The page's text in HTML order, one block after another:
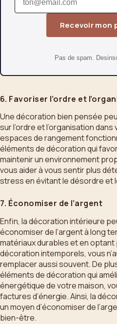
Recevoir mon
Pas de spam.
6. Favoriser l’ordre et
Une décoration bien pensée
sur l’ordre et l’organisation
espaces de rangement
éléments de décoration qui
maintenir un environnement
vous aider à vous sentir plus
stress en évitant le désordre et
7. Économiser de l’argent
Enfin, la décoration intérieure
économiser de l’argent à long
matériaux durables et en
décoration intemporels, vous
remplacer aussi souvent. De
éléments de décoration qui
énergétique de votre maison,
factures d’énergie. Ainsi, la
un moyen d’économiser de
bien-être.